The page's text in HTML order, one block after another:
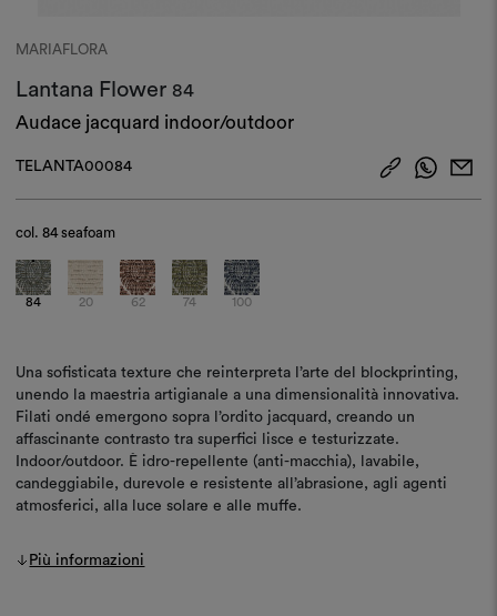
MARIAFLORA
Lantana Flower 84
Audace jacquard indoor/outdoor
TELANTA00084
col.84 seafoam
84 20 62 74 100
Una sofisticata texture che reinterpreta l’arte del blockprinting,
unendo la maestria artigianale a una dimensionalità innovativa.
Filati ondé emergono sopra l’ordito jacquard, creando un
affascinante contrasto tra superfici lisce e testurizzate.
Indoor/outdoor. È idro-repellente (anti-macchia), lavabile,
candeggiabile, durevole e resistente all’abrasione, agli agenti
atmosferici, alla luce solare e alle muffe.
Più informazioni